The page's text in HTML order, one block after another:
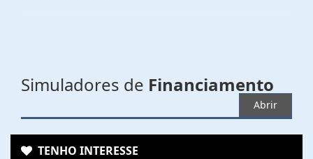
Simuladores de Financiamento
Abrir
TENHO INTERESSE